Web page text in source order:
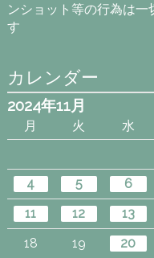
ンショット等の行為は一
す
カレンダー
2024年11月
月 火 水
4
5 6
11
12 13
18
19 20